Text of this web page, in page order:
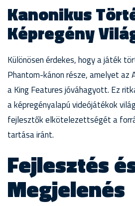
Kanonikus
Képregény
Különösen érdekes, hogy a játék
Phantom-kánon része, amelyet
a King Features jóváhagyott. Ez
a képregényalapú videójátékok
fejlesztők elkötelezettségét a
tartása iránt.
Fejlesztés
Megjelenés